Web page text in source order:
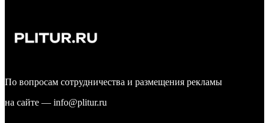
По вопросам сотрудничества и размещения рекламы
на сайте — info@plitur.ru